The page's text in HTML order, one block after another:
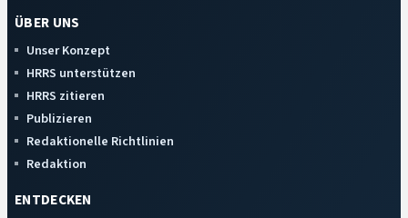
ÜBER UNS
Unser Konzept
HRRS unterstützen
HRRS zitieren
Publizieren
Redaktionelle Richtlinien
Redaktion
ENTDECKEN